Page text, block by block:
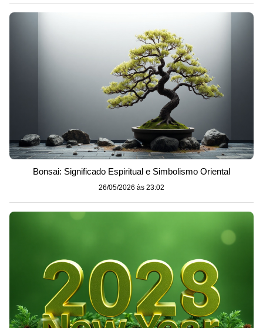
Bonsai: Significado Espiritual e Simbolismo Oriental
26/05/2026 às 23:02